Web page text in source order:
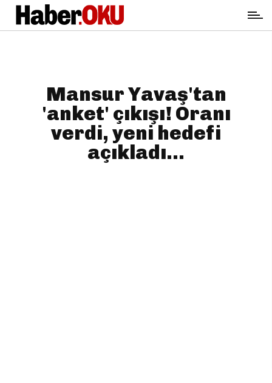
Mansur Yavaş'tan
'anket' çıkışı! Oranı
verdi, yeni hedefi
açıkladı...